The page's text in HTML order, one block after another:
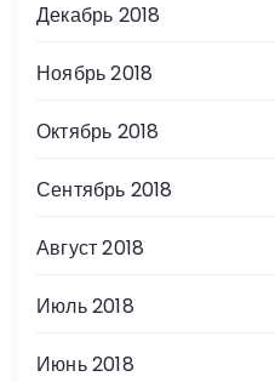
Декабрь 2018
Ноябрь 2018
Октябрь 2018
Сентябрь 2018
Август 2018
Июль 2018
Июнь 2018